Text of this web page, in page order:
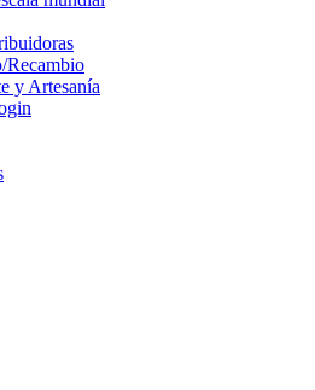
Recambio
y Artesanía